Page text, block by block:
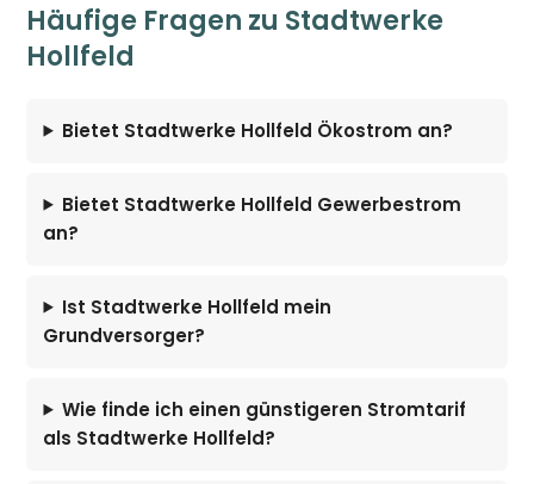
Häufige Fragen zu Stadtwerke
Hollfeld
Bietet Stadtwerke Hollfeld Ökostrom an?
Bietet Stadtwerke Hollfeld Gewerbestrom
an?
Ist Stadtwerke Hollfeld mein
Grundversorger?
Wie finde ich einen günstigeren Stromtarif
als Stadtwerke Hollfeld?